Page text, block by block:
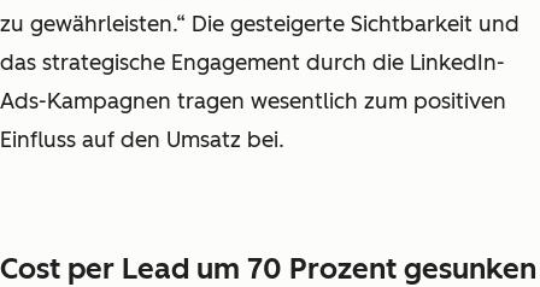
zu gewährleisten.“ Die gesteigerte Sichtbarkeit und
das strategische Engagement durch die LinkedIn-
Ads-Kampagnen tragen wesentlich zum positiven
Einfluss auf den Umsatz bei.
Cost per Lead um 70 Prozent gesunken